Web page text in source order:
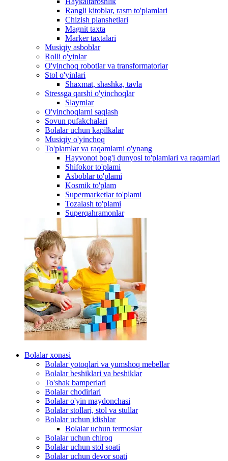
Rangli kitoblar, rasm to'plamlari
Chizish planshetlari
Magnit taxta
Marker taxtalari
Musiqiy asboblar
Rolli o'yinlar
O'yinchoq robotlar va transformatorlar
Stol o'yinlari
Shaxmat, shashka, tavla
Stressga qarshi o'yinchoqlar
Slaymlar
O'yinchoqlarni saqlash
Sovun pufakchalari
Bolalar uchun kapilkalar
Musiqiy o'yinchoq
To'plamlar va raqamlarni o'ynang
Hayvonot bog'i dunyosi to'plamlari va raqamlari
Shifokor to'plami
Asboblar to'plami
Kosmik to'plam
Supermarketlar to'plami
Tozalash to'plami
Superqahramonlar
Bolalar xonasi
Bolalar yotoqlari va yumshoq mebellar
Bolalar beshiklari va beshiklar
To'shak bamperlari
Bolalar chodirlari
Bolalar o'yin maydonchasi
Bolalar stollari, stol va stullar
Bolalar uchun idishlar
Bolalar uchun termoslar
Bolalar uchun chiroq
Bolalar uchun stol soati
Bolalar uchun devor soati